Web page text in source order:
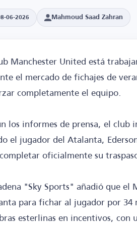
06-2026 Mahmoud Saad Zahran
Manchester United está
el mercado de fichajes de
completamente el equipo.
los informes de prensa, el
el jugador del Atalanta,
oficialmente su
"Sky Sports" añadió que
para fichar al jugador por 34
esterlinas en incentivos,